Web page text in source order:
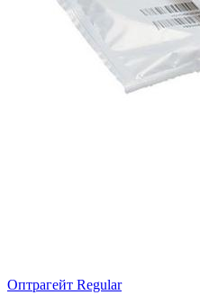
Оптрагейт Regular